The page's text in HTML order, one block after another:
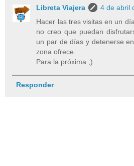
Libreta Viajera
4 de abril
Hacer las tres visitas en un
no creo que puedan
un par de días y detenerse
zona ofrece.
Para la próxima ;)
Responder